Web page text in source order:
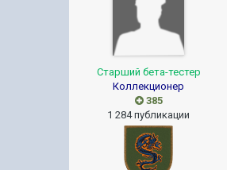
Старший бета-тестер
Коллекционер
385
1 284 публикации